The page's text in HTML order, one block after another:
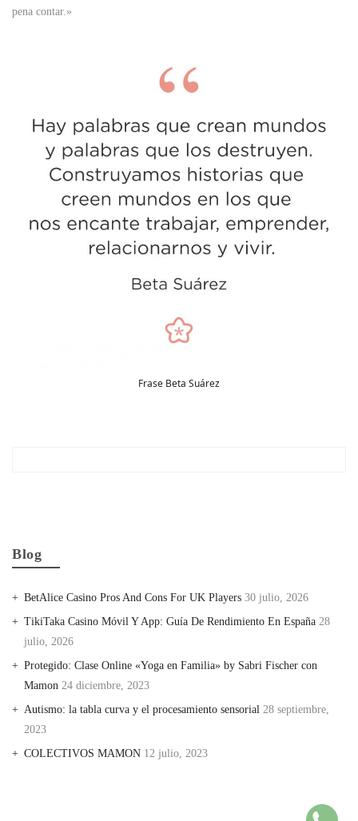
pena contar.»
Frase Beta Suárez
Blog
BetAlice Casino Pros And Cons For UK Players 30 julio, 2026
TikiTaka Casino Móvil Y App: Guía De Rendimiento En España 28
julio, 2026
Protegido: Clase Online «Yoga en Familia» by Sabri Fischer con
Mamon 24 diciembre, 2023
Autismo: la tabla curva y el procesamiento sensorial 28 septiembre,
2023
COLECTIVOS MAMON 12 julio, 2023